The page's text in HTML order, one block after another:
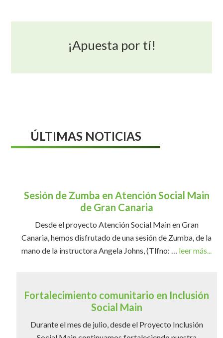
¡Apuesta por tí!
ÚLTIMAS NOTICIAS
Sesión de Zumba en Atención Social Main
de Gran Canaria
Desde el proyecto Atención Social Main en Gran
Canaria, hemos disfrutado de una sesión de Zumba, de la
mano de la instructora Angela Johns, (Tlfno: … leer más...
Fortalecimiento comunitario en Inclusión
Social Main
Durante el mes de julio, desde el Proyecto Inclusión